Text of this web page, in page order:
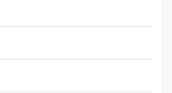
柱加工中心